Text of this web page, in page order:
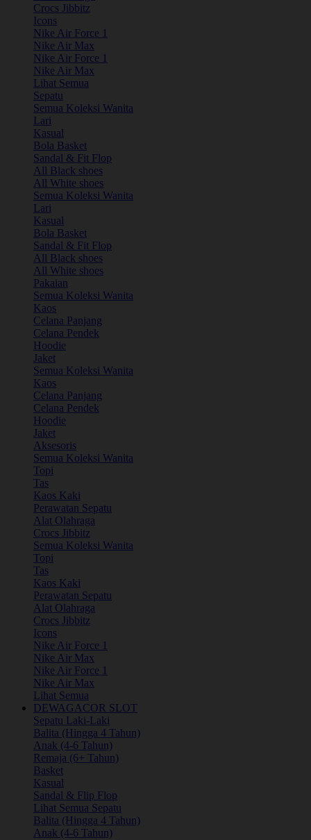
Crocs Jibbitz
Icons
Nike Air Force 1
Nike Air Max
Nike Air Force 1
Nike Air Max
Lihat Semua
Sepatu
Semua Koleksi Wanita
Lari
Kasual
Bola Basket
Sandal & Fit Flop
All Black shoes
All White shoes
Semua Koleksi Wanita
Lari
Kasual
Bola Basket
Sandal & Fit Flop
All Black shoes
All White shoes
Pakaian
Semua Koleksi Wanita
Kaos
Celana Panjang
Celana Pendek
Hoodie
Jaket
Semua Koleksi Wanita
Kaos
Celana Panjang
Celana Pendek
Hoodie
Jaket
Aksesoris
Semua Koleksi Wanita
Topi
Tas
Kaos Kaki
Perawatan Sepatu
Alat Olahraga
Crocs Jibbitz
Semua Koleksi Wanita
Topi
Tas
Kaos Kaki
Perawatan Sepatu
Alat Olahraga
Crocs Jibbitz
Icons
Nike Air Force 1
Nike Air Max
Nike Air Force 1
Nike Air Max
Lihat Semua
DEWAGACOR SLOT
Sepatu Laki-Laki
Balita (Hingga 4 Tahun)
Anak (4-6 Tahun)
Remaja (6+ Tahun)
Basket
Kasual
Sandal & Flip Flop
Lihat Semua Sepatu
Balita (Hingga 4 Tahun)
Anak (4-6 Tahun)